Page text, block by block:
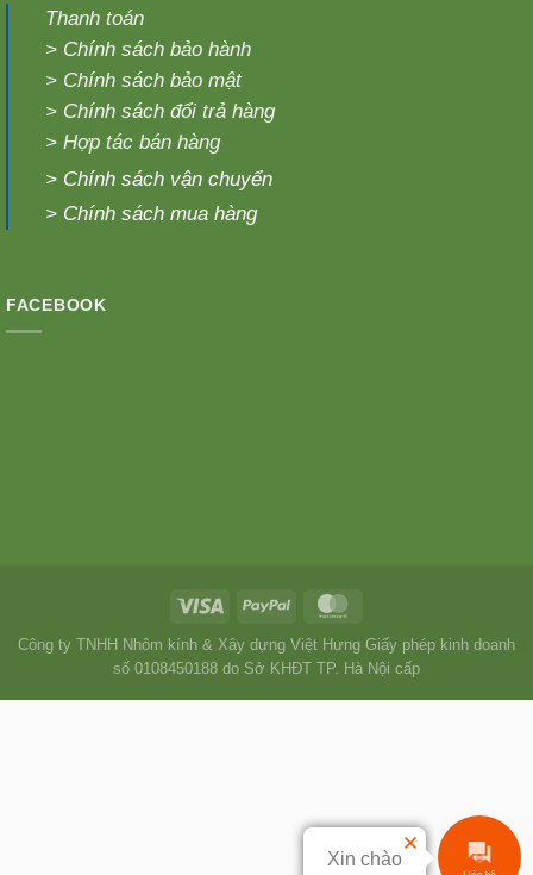
Thanh toán
> Chính sách bảo hành
> Chính sách bảo mật
> Chính sách đổi trả hàng
>Hợp tác bán hàng
> Chính sách vận chuyển
> Chính sách mua hàng
FACEBOOK
Công ty TNHH Nhôm kính & Xây dựng Việt Hưng Giấy phép kinh doanh
số 0108450188 do Sở KHĐT TP. Hà Nội cấp
Xin chào